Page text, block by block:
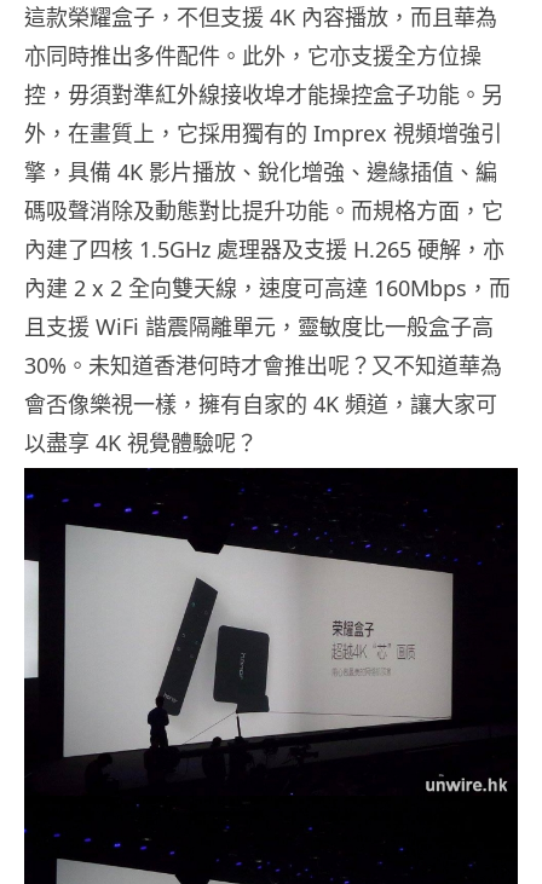
這款榮耀盒子，不但支援 4K 內容播放，而且華為
亦同時推出多件配件。此外，它亦支援全方位操
控，毋須對準紅外線接收埠才能操控盒子功能。另
外，在畫質上，它採用獨有的 Imprex 視頻增強引
擎，具備 4K 影片播放、銳化增強、邊緣插值、編
碼吸聲消除及動態對比提升功能。而規格方面，它
內建了四核 1.5GHz 處理器及支援 H.265 硬解，亦
內建 2 x 2 全向雙天線，速度可高達 160Mbps，而
且支援 WiFi 諧震隔離單元，靈敏度比一般盒子高
30%。未知道香港何時才會推出呢？又不知道華為
會否像樂視一樣，擁有自家的 4K 頻道，讓大家可
以盡享 4K 視覺體驗呢？